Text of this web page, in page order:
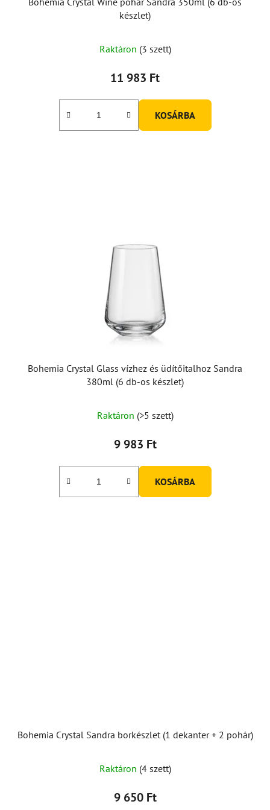
készlet)
Raktáron (3 szett)
11 983 Ft
KOSÁRBA
Bohemia Crystal Glass vízhez és üdítőitalhoz Sandra
380ml (6 db-os készlet)
Raktáron (>5 szett)
9 983 Ft
KOSÁRBA
Bohemia Crystal Sandra borkészlet (1 dekanter + 2 pohár)
Raktáron (4 szett)
9 650 Ft